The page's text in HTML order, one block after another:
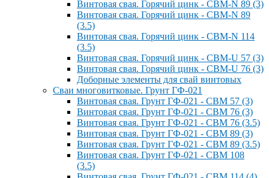
Винтовая свая. Горячий цинк - СВМ-N 89 (3)
Винтовая свая. Горячий цинк - СВМ-N 89
(3.5)
Винтовая свая. Горячий цинк - СВМ-N 114
(3.5)
Винтовая свая. Горячий цинк - СВМ-U 57 (3)
Винтовая свая. Горячий цинк - СВМ-U 76 (3)
Доборные элементы для свай винтовых
Сваи многовитковые. Грунт ГФ-021
Винтовая свая. Грунт ГФ-021 - СВМ 57 (3)
Винтовая свая. Грунт ГФ-021 - СВМ 76 (3)
Винтовая свая. Грунт ГФ-021 - СВМ 76 (3.5)
Винтовая свая. Грунт ГФ-021 - СВМ 89 (3)
Винтовая свая. Грунт ГФ-021 - СВМ 89 (3.5)
Винтовая свая. Грунт ГФ-021 - СВМ 108
(3.5)